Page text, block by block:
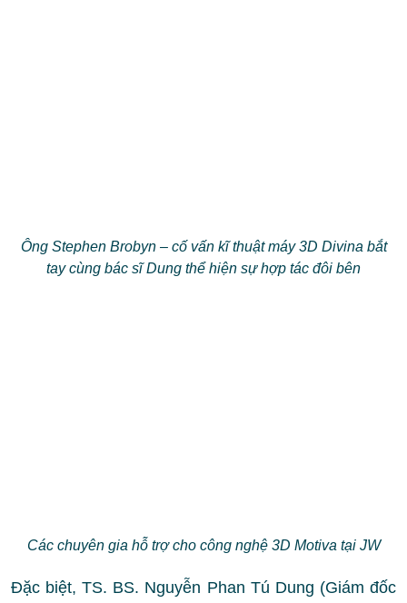
Ông Stephen Brobyn – cố vấn kĩ thuật máy 3D Divina bắt
tay cùng bác sĩ Dung thể hiện sự hợp tác đôi bên
Các chuyên gia hỗ trợ cho công nghệ 3D Motiva tại JW
Đặc biệt, TS. BS. Nguyễn Phan Tú Dung (Giám đốc